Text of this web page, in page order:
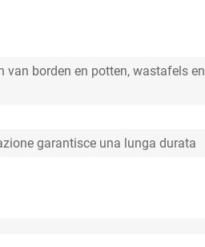
van borden en potten, wastafels en
garantisce una lunga durata